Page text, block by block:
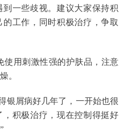
一些歧视。建议大家保持积
工作，同时积极治疗，争取
使用刺激性强的护肤品，注意
。
银屑病好几年了，一开始也很
积极治疗，现在控制得挺好